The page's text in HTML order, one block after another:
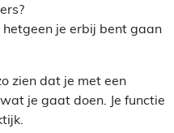
je erbij bent gaan
zien dat je met een
je gaat doen. Je functie